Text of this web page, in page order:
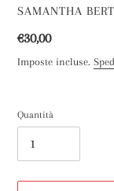
VENDITORE
SAMANTHA
Prezzo
di
€30,00
Imposte incluse.
Quantità